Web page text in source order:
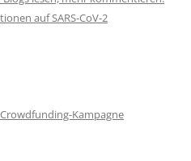
auf SARS-CoV-2
Kampagne